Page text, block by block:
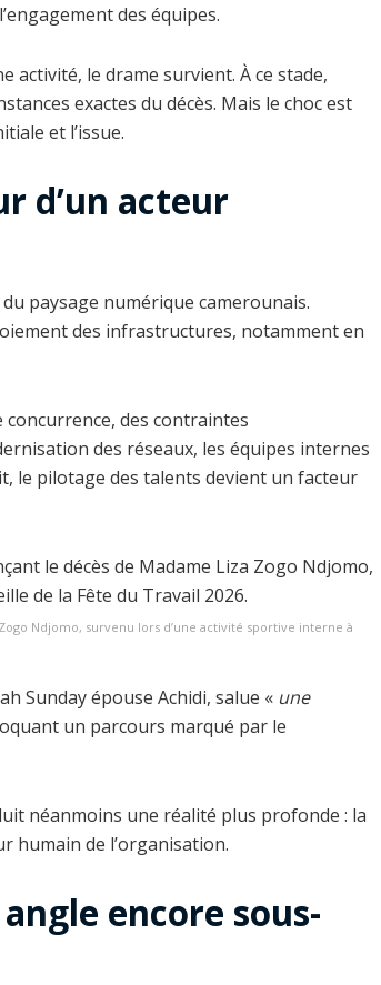
des équipes.
activité, le drame survient. À ce stade,
exactes du décès. Mais le choc est
et l’issue.
d’un acteur
paysage numérique camerounais.
des infrastructures, notamment en
des contraintes
des réseaux, les équipes internes
le pilotage des talents devient un facteur
Ndjomo, survenu lors d’une activité sportive interne à
Sunday épouse Achidi, salue « une
un parcours marqué par le
néanmoins une réalité plus profonde : la
humain de l’organisation.
encore sous-